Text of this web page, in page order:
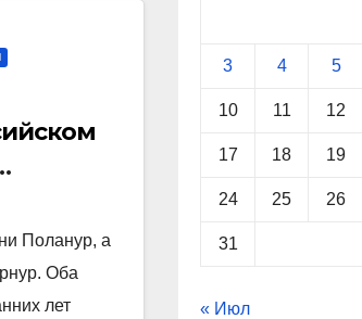
из
Поланур, а
Оба
лет
3 4 5
10 11 12
17 18 19
24 25 26
31
« Июл